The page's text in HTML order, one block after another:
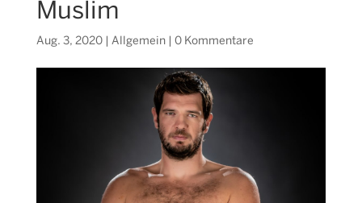
Muslim
Aug. 3, 2020| Allgemein| 0 Kommentare